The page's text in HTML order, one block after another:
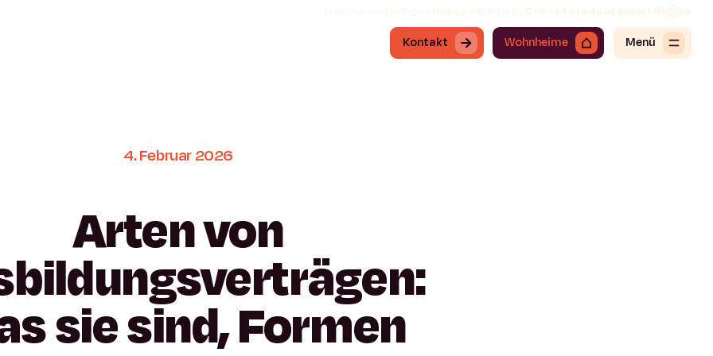
Erreichbar von Montag bis Freitag von 8:30 bis 19:30 Uhr+34 919 49 91 68Kontakt De
Kontakt Wohnheime Menü
4.Februar2026
Artenvon
siesind,Formen